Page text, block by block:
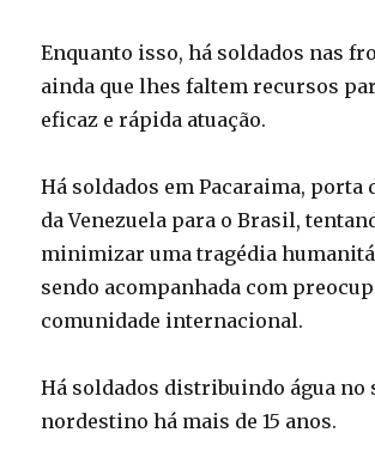
Enquanto isso, há soldados nas
ainda que lhes faltem recursos
eficaz e rápida atuação.
Há soldados em Pacaraima, porta
da Venezuela para o Brasil,
minimizar uma tragédia
sendo acompanhada com
comunidade internacional.
Há soldados distribuindo água no
nordestino há mais de 15 anos.